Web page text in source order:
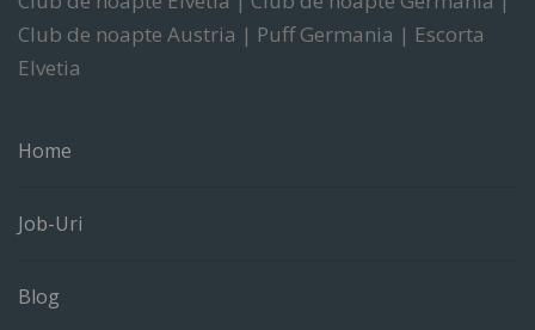
Club de noapte Austria | Puff Germania | Escorta
Elvetia
Home
Job-Uri
Blog